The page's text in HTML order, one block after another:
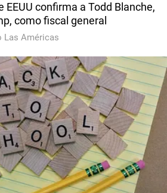
EEUU confirma a Todd Blanche,
como fiscal general
Las Américas